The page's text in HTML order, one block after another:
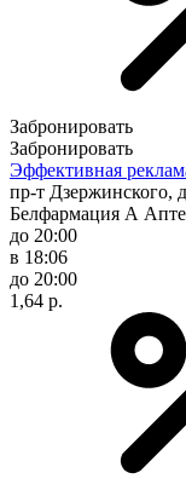
Забронировать
Забронировать
Эффективная
пр-т Дзержинского,
Белфармация А
до 20:00
в 18:06
до 20:00
1,64 р.